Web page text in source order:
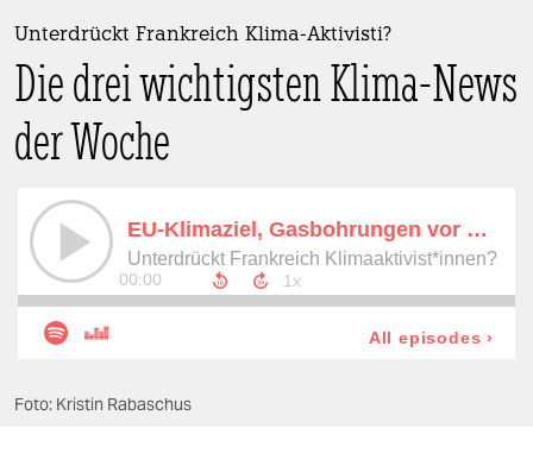
wahrheit
verlag
verlag
veranstaltungen
shop
fragen & hilfe
unterstützen
Unterdrückt Frankreich Klima-Aktivisti?
Die drei wichtigsten Klima-News
der Woche
Foto: Kristin Rabaschus